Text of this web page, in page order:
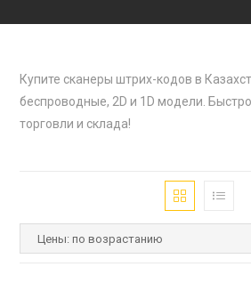
Купите сканеры штрих-кодов в
беспроводные, 2D и 1D модели.
торговли и склада!